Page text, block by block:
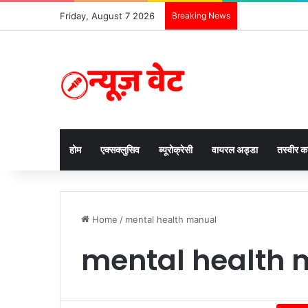
Friday, August 7 2026 Breaking News
होम एक्सक्लुसिव ब्यूरोक्रेसी वायरल अड्डा तस्वीर
Home / mental health manual
mental health